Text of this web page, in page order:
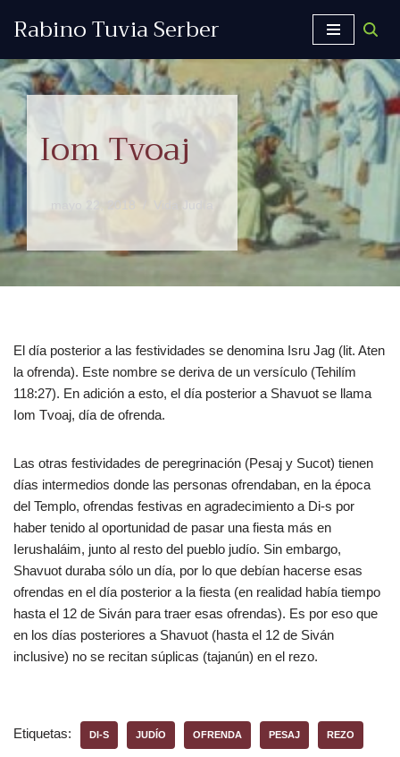
al
contenido
Rabino Tuvia Serber
Iom Tvoaj
El día posterior a las festividades se denomina Isru Jag (lit. Aten
la ofrenda). Este nombre se deriva de un versículo (Tehilím
118:27). En adición a esto, el día posterior a Shavuot se llama
Iom Tvoaj, día de ofrenda.
Las otras festividades de peregrinación (Pesaj y Sucot) tienen
días intermedios donde las personas ofrendaban, en la época
del Templo, ofrendas festivas en agradecimiento a Di-s por
haber tenido al oportunidad de pasar una fiesta más en
Ierushaláim, junto al resto del pueblo judío. Sin embargo,
Shavuot duraba sólo un día, por lo que debían hacerse esas
ofrendas en el día posterior a la fiesta (en realidad había tiempo
hasta el 12 de Siván para traer esas ofrendas). Es por eso que
en los días posteriores a Shavuot (hasta el 12 de Siván
inclusive) no se recitan súplicas (tajanún) en el rezo.
Etiquetas: DI-S JUDÍO OFRENDA PESAJ REZO